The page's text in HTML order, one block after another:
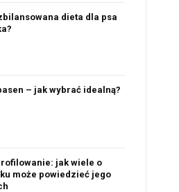
dieta dla psa
– jak wybrać idealną?
jak wiele o
może powiedzieć jego